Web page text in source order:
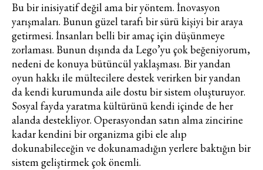
Bu bir inisiyatif değil ama bir yöntem. İnovasyon
yarışmaları. Bunun güzel tarafı bir sürü kişiyi bir araya
getirmesi. İnsanları belli bir amaç için düşünmeye
zorlaması. Bunun dışında da Lego’yu çok beğeniyorum,
nedeni de konuya bütüncül yaklaşması. Bir yandan
oyun hakkı ile mültecilere destek verirken bir yandan
da kendi kurumunda aile dostu bir sistem oluşturuyor.
Sosyal fayda yaratma kültürünü kendi içinde de her
alanda destekliyor. Operasyondan satın alma zincirine
kadar kendini bir organizma gibi ele alıp
dokunabileceğin ve dokunamadığın yerlere baktığın bir
sistem geliştirmek çok önemli.